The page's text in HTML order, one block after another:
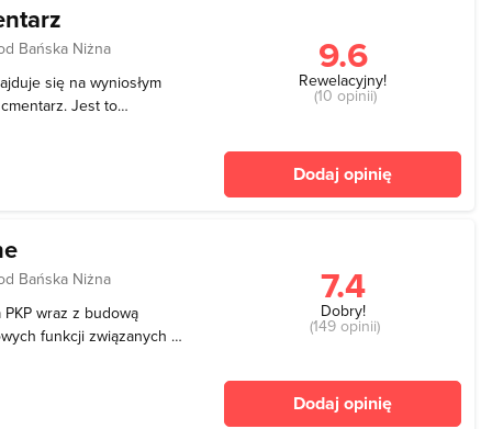
Bańska Niżna
się na wyniosłym
Jest to
9.6
Rewelacyjny!
(10 opinii)
Dodaj opinię
Bańska Niżna
wraz z budową
funkcji związanych z
7.4
Dobry!
(149 opinii)
Dodaj opinię